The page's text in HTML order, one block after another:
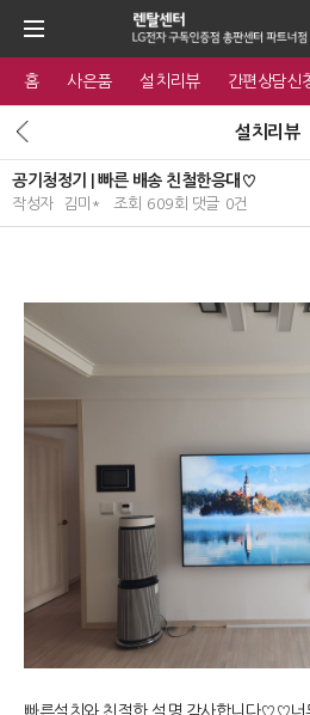
홈 사은품 설치리뷰 간편상담신
설치리뷰
공기청정기 | 빠른 배송 친철한응대♡
작성자 김미* 조회 609회 댓글 0건
빠른설치와 친절한 설명 감사합니다♡♡너